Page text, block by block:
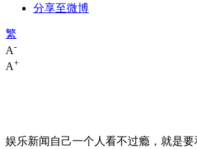
分享至微博
繁
A-
A+
娱乐新闻自己一个人看不过瘾，就是